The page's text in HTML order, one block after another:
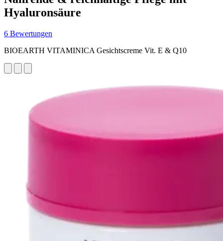
Hyaluronsäure
6 Bewertungen
BIOEARTH VITAMINICA Gesichtscreme Vit. E & Q10